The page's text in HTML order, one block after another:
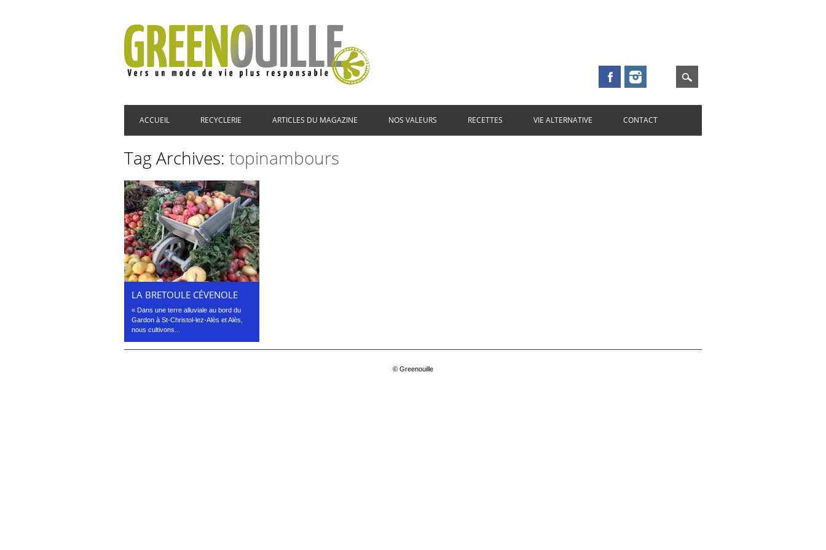
Main menu
ACCUEIL RECYCLERIE ARTICLES DU MAGAZINE NOS VALEURS RECETTES VIE ALTERNATIVE CONTACT
Tag Archives:topinambours
LA BRETOULE CÉVENOLE
« Dans une terre alluviale au bord du
Gardon à St-Christol-lez-Alès et Alès,
nous cultivons...
© Greenouille